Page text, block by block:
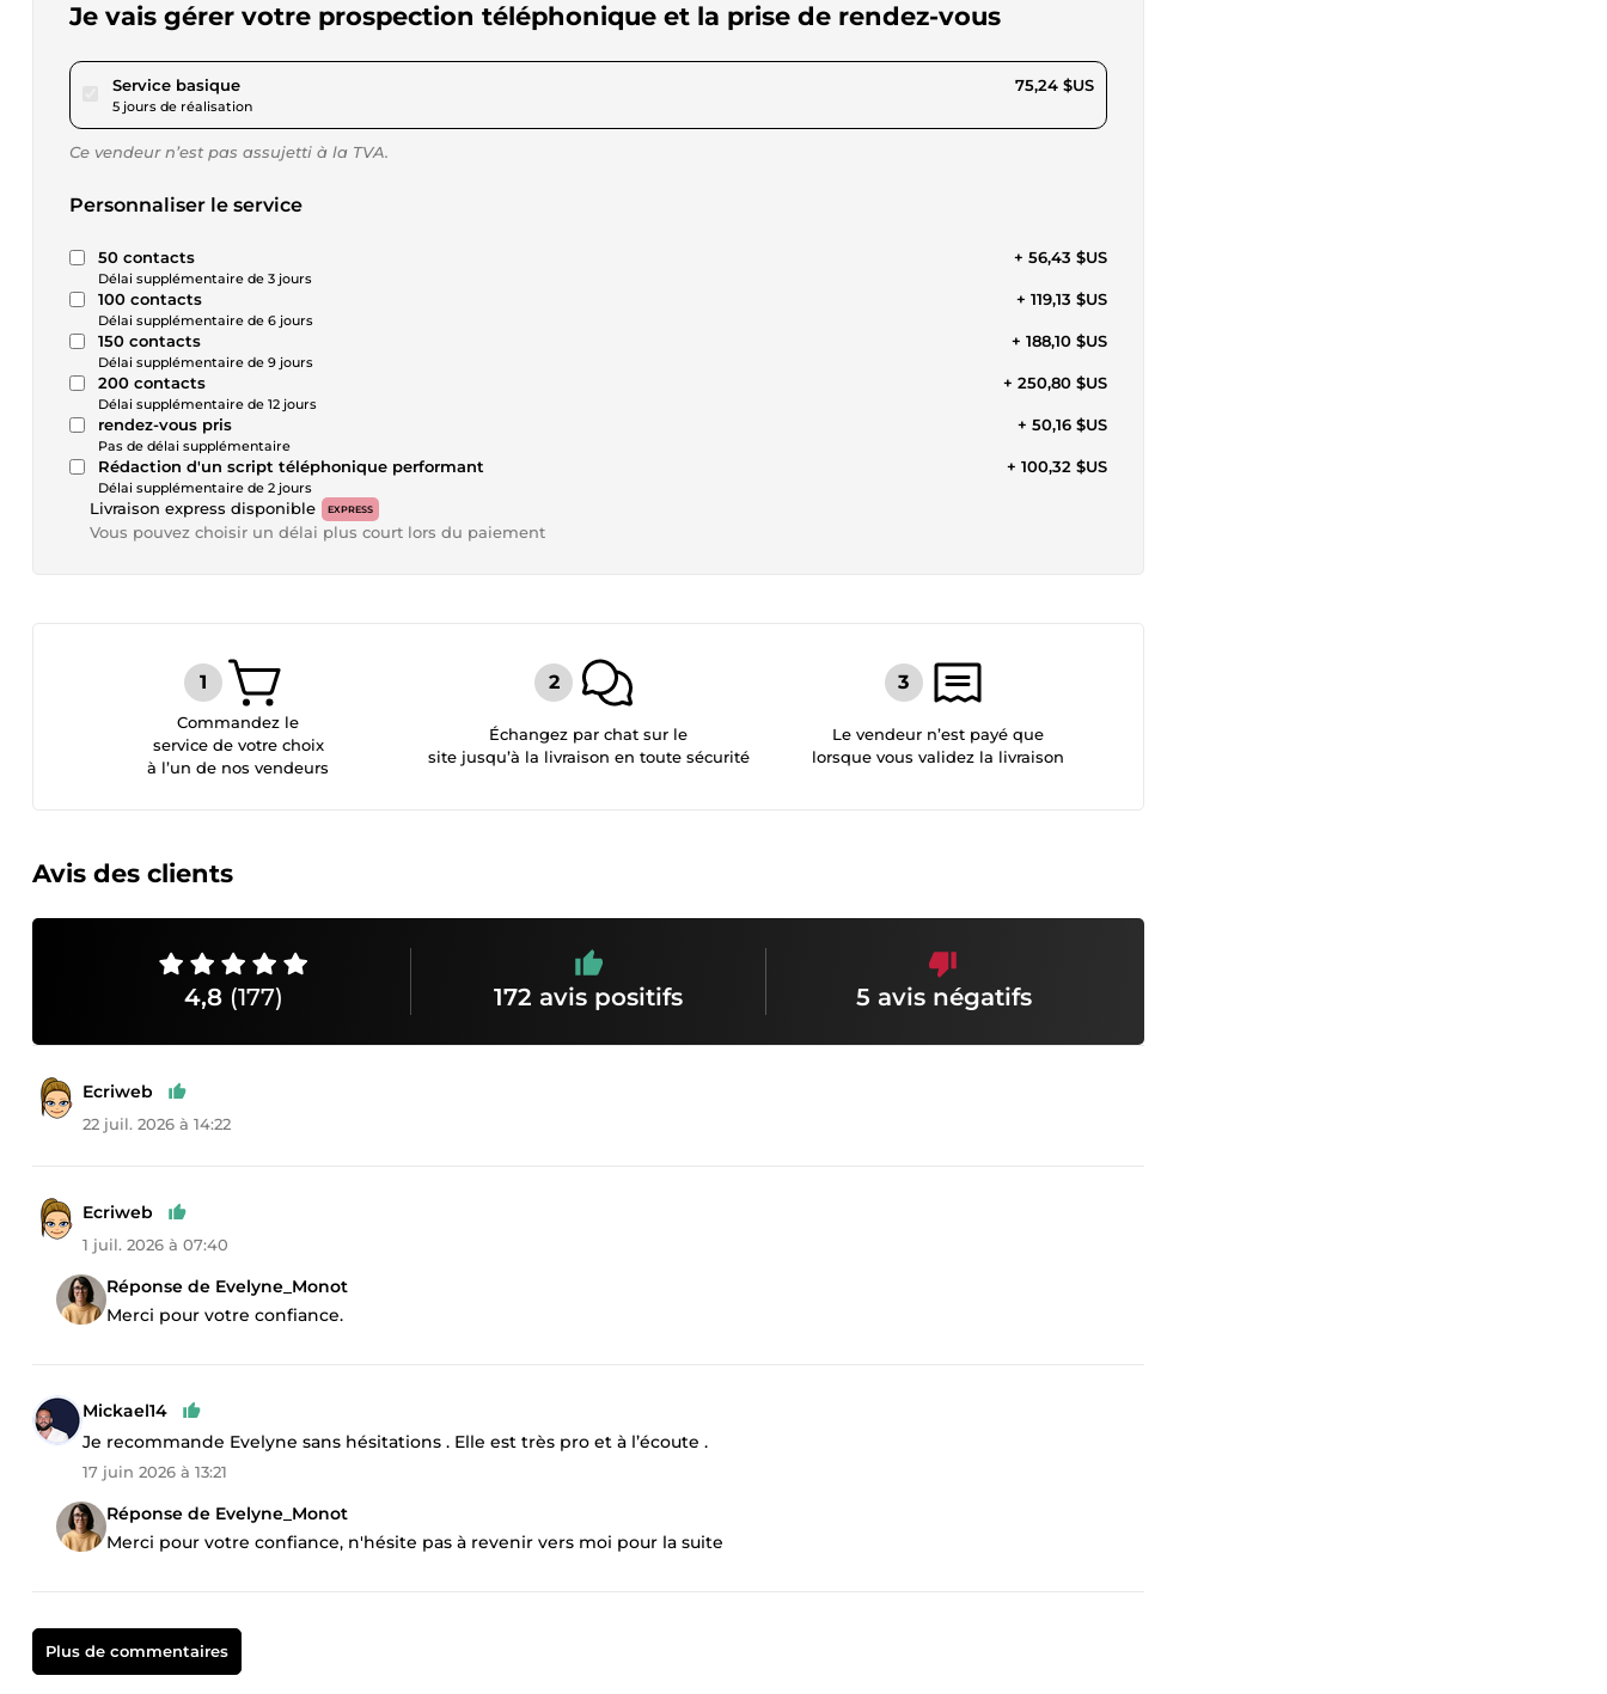
Je vais gérer votre prospection téléphonique et la prise de rendez-vous
Service basiquepour 69,35 $US
5 jours de réalisation
75,24 $US
Ce vendeur n’est pas assujetti à la TVA.
Personnaliser le service
50 contacts
Délai supplémentaire de 3 jours
+ 56,43 $US
100 contacts
Délai supplémentaire de 6 jours
+ 119,13 $US
150 contacts
Délai supplémentaire de 9 jours
+ 188,10 $US
200 contacts
Délai supplémentaire de 12 jours
+ 250,80 $US
rendez-vous pris
Pas de délai supplémentaire
+ 50,16 $US
Rédaction d'un script téléphonique performant
Délai supplémentaire de 2 jours
+ 100,32 $US
Livraison express disponible EXPRESS
Vous pouvez choisir un délai plus court lors du paiement
Commandez le
service de votre choix
à l’un de nos vendeurs
Échangez par chat sur le
site jusqu’à la livraison en toute sécurité
Le vendeur n’est payé que
lorsque vous validez la livraison
Avis des clients
4,8 (177) 172 avis positifs 5 avis négatifs
Ecriweb
22 juil. 2026 à 14:22
Ecriweb
1 juil. 2026 à 07:40
Réponse de Evelyne_Monot
Merci pour votre confiance.
Mickael14
Je recommande Evelyne sans hésitations . Elle est très pro et à l’écoute .
17 juin 2026 à 13:21
Réponse de Evelyne_Monot
Merci pour votre confiance, n'hésite pas à revenir vers moi pour la suite
Plus de commentaires